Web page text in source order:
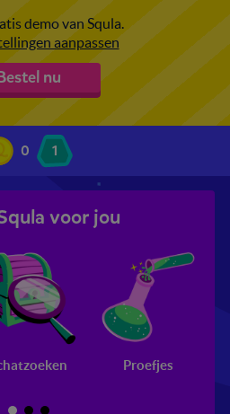
demo van Squla.
aanpassen
nu
0 1
voor jou
Proefjes